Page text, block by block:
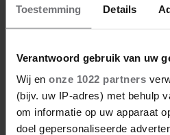
Toestemming Details
Verantwoord gebruik van uw
Wij en onze 1022 partners
(bijv. uw IP-adres) met behulp
om informatie op uw apparaat
doel gepersonaliseerde